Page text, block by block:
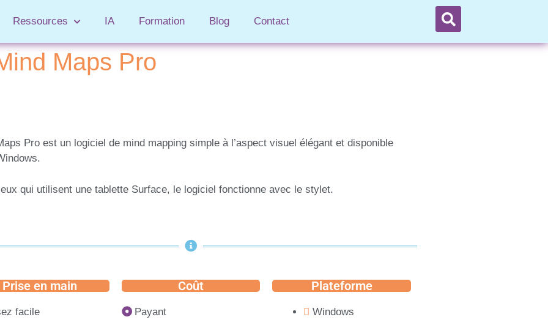
Ressources IA Formation Blog Contact
Maps Pro
Pro est un logiciel de mind mapping simple à l’aspect visuel élégant et disponible
qui utilisent une tablette Surface, le logiciel fonctionne avec le stylet.
Prise en main
facile
Coût
Payant
Plateforme
Windows